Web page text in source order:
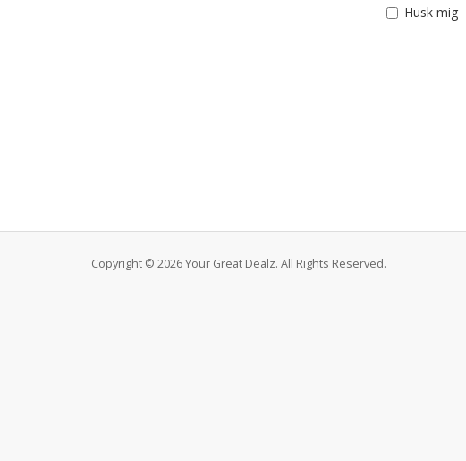
Husk mig
Copyright © 2026 Your Great Dealz. All Rights Reserved.